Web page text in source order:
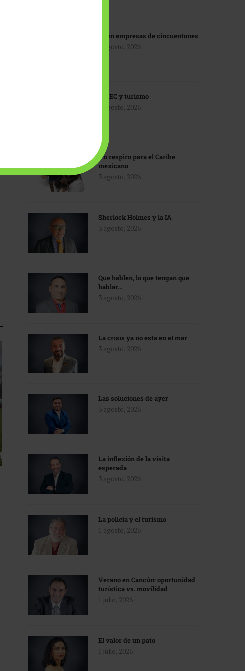
IA en empresas de cincuentones
3 agosto, 2026
TMEC y turismo
3 agosto, 2026
Un respiro para el Caribe
mexicano
3 agosto, 2026
Sherlock Holmes y la IA
3 agosto, 2026
Que hablen, lo que tengan que
hablar…
3 agosto, 2026
La crisis ya no está en el mar
3 agosto, 2026
Las soluciones de ayer
3 agosto, 2026
La inflexión de la visita
esperada
3 agosto, 2026
La policía y el turismo
1 agosto, 2026
Verano en Cancún: oportunidad
turística vs. movilidad
1 julio, 2026
El valor de un pato
1 julio, 2026